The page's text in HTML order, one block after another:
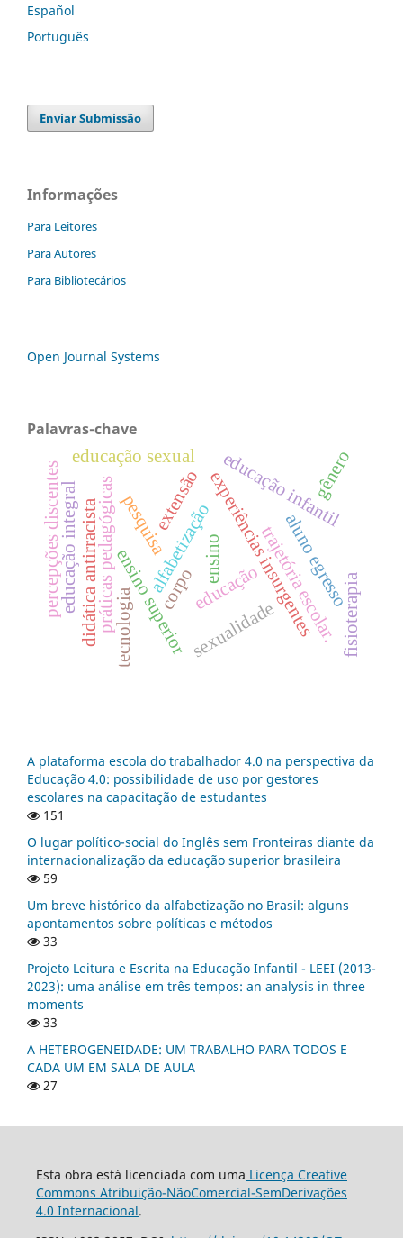
Español
Português
Enviar Submissão
Informações
Para Leitores
Para Autores
Para Bibliotecários
Open Journal Systems
Palavras-chave
educação
corpo
ensino
pesquisaextensão
práticas pedagógicas
didática antirracista experiências insurgentes
educação infantil
educação integral
percepções discentes trajetória escolar.
ensino superior aluno egresso
fisioterapia
alfabetização
educação sexual gênero
sexualidade
tecnologia
A plataforma escola do trabalhador 4.0 na perspectiva da
Educação 4.0: possibilidade de uso por gestores
escolares na capacitação de estudantes
151
O lugar político-social do Inglês sem Fronteiras diante da
internacionalização da educação superior brasileira
59
Um breve histórico da alfabetização no Brasil: alguns
apontamentos sobre políticas e métodos
33
Projeto Leitura e Escrita na Educação Infantil - LEEI (2013-
2023): uma análise em três tempos: an analysis in three
moments
33
A HETEROGENEIDADE: UM TRABALHO PARA TODOS E
CADA UM EM SALA DE AULA
27
Esta obra está licenciada com uma Licença Creative
Commons Atribuição-NãoComercial-SemDerivações
4.0 Internacional.